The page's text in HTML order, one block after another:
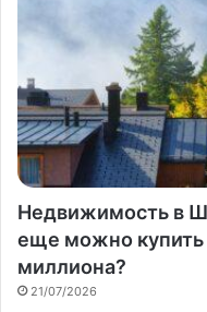
Недвижимость в
еще можно купить
миллиона?
21/07/2026